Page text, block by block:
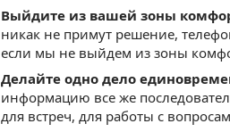
Выйдите из вашей зоны
никак не примут решение,
если мы не выйдем из зоны
Делайте одно дело
информацию все же
для встреч, для работы с